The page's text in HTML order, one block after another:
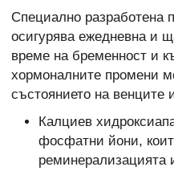
Специално разработена
осигурява ежедневна и
време на бременност и
хормоналните промени
състоянието на венците
Калциев
фосфатни йони,
реминерализацията